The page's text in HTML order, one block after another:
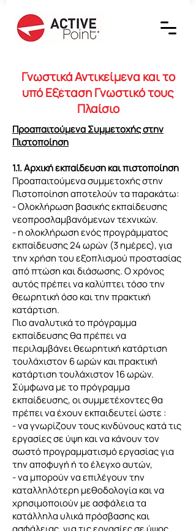
Γνωστικά Αντικείμενα και το
υπό Εξέταση Γνωστικό τους
Πλαίσιο
Προαπαιτούμενα Συμμετοχής στην
Πιστοποίηση
1.1. Αρχική εκπαίδευση και πιστοποίηση
Προαπαιτούμενα συμμετοχής στην
Πιστοποίηση αποτελούν τα παρακάτω:
- Ολοκλήρωση βασικής εκπαίδευσης
νεοπροσλαμβανόμενων τεχνικών.
- η ολοκλήρωση ενός προγράμματος
εκπαίδευσης 24 ωρών (3 ημέρες), για
την χρήση του εξοπλισμού προστασίας
από πτώση και διάσωσης. Ο χρόνος
αυτός πρέπει να καλύπτει τόσο την
θεωρητική όσο και την πρακτική
κατάρτιση.
Πιο αναλυτικά το πρόγραμμα
εκπαίδευσης θα πρέπει να
περιλαμβάνει θεωρητική κατάρτιση
τουλάχιστον 6 ωρών και πρακτική
κατάρτιση τουλάχιστον 16 ωρών.
Σύμφωνα με το πρόγραμμα
εκπαίδευσης, οι συμμετέχοντες θα
πρέπει να έχουν εκπαιδευτεί ώστε :
- να γνωρίζουν τους κινδύνους κατά τις
εργασίες σε ύψη και να κάνουν τον
σωστό προγραμματισμό εργασίας για
την αποφυγή ή το έλεγχο αυτών,
- να μπορούν να επιλέγουν την
καταλληλότερη μεθοδολογία και να
χρησιμοποιούν με ασφάλεια τα
κατάλληλα υλικά πρόσβασης και